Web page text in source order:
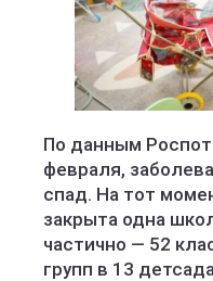
По данным
февраля,
спад. На тот
закрыта одна
частично — 52
групп в 13